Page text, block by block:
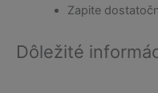
Zapite
Dôležité